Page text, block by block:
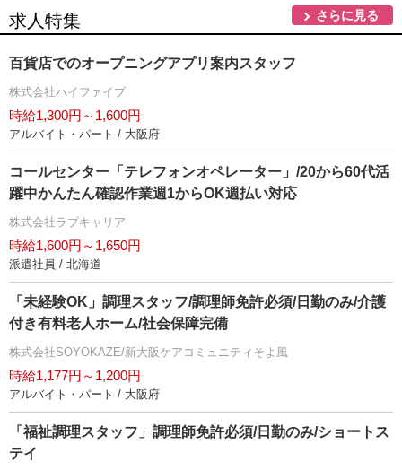
求人特集 さらに見る
百貨店でのオープニングアプリ案内スタッフ
株式会社ハイファイブ
時給1,300円～1,600円
アルバイト・パート / 大阪府
コールセンター「テレフォンオペレーター」/20から60代活
躍中かんたん確認作業週1からOK週払い対応
株式会社ラブキャリア
時給1,600円～1,650円
派遣社員 / 北海道
「未経験OK」調理スタッフ/調理師免許必須/日勤のみ/介護
付き有料老人ホーム/社会保障完備
株式会社SOYOKAZE/新大阪ケアコミュニティそよ風
時給1,177円～1,200円
アルバイト・パート / 大阪府
「福祉調理スタッフ」調理師免許必須/日勤のみ/ショートス
テイ